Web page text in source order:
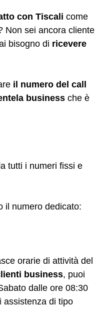
con Tiscali come
Non sei ancora cliente
bisogno di ricevere
il numero del call
business che è
tutti i numeri fissi e
il numero dedicato:
orarie di attività del
business, puoi
dalle ore 08:30
assistenza di tipo